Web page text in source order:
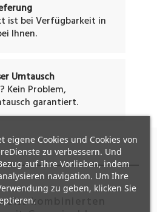
eigene Cookies und Cookies von
zu verbessern. Und
auf Ihre Vorlieben, indem
navigation. Um Ihre
zu geben, klicken Sie
ist bei Verfügbarkeit in
Ihnen.
Umtausch
Kein Problem,
garantiert.
kombinierten